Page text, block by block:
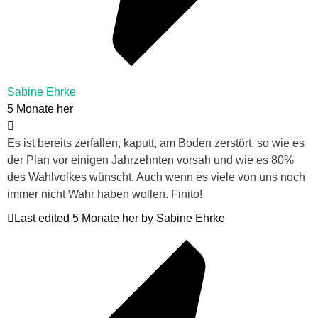
Sabine Ehrke
5 Monate her
Es ist bereits zerfallen, kaputt, am Boden zerstört, so wie es
der Plan vor einigen Jahrzehnten vorsah und wie es 80%
des Wahlvolkes wünscht. Auch wenn es viele von uns noch
immer nicht Wahr haben wollen. Finito!
Last edited 5 Monate her by Sabine Ehrke